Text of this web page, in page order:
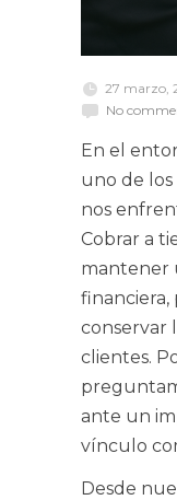
27 marzo,
No
En el
uno de los
nos
Cobrar a
mantener
financiera,
conservar
clientes.
ante un
vínculo
Desde